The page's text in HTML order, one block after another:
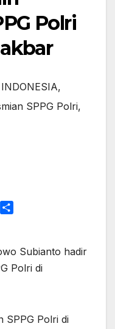
Polri
,
SPPG Polri,
r
e
Subianto hadir
Polri di